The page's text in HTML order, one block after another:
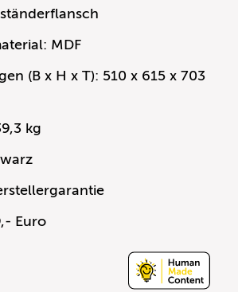
MDF
(B x H x T): 510 x 615 x 703
kg
Euro